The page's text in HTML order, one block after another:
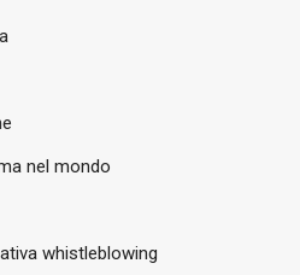
nel mondo
whistleblowing